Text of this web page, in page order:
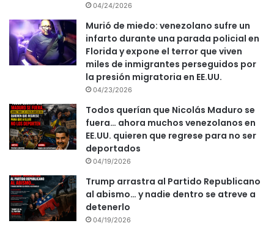
04/24/2026
Murió de miedo: venezolano sufre un
infarto durante una parada policial en
Florida y expone el terror que viven
miles de inmigrantes perseguidos por
la presión migratoria en EE.UU.
04/23/2026
Todos querían que Nicolás Maduro se
fuera… ahora muchos venezolanos en
EE.UU. quieren que regrese para no ser
deportados
04/19/2026
Trump arrastra al Partido Republicano
al abismo… y nadie dentro se atreve a
detenerlo
04/19/2026